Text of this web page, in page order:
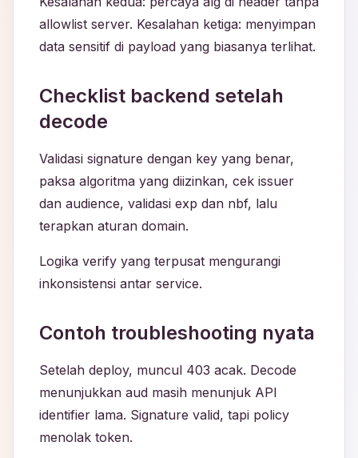
allowlist server. Kesalahan ketiga: menyimpan
data sensitif di payload yang biasanya terlihat.
Checklist backend setelah
decode
Validasi signature dengan key yang benar,
paksa algoritma yang diizinkan, cek issuer
dan audience, validasi exp dan nbf, lalu
terapkan aturan domain.
Logika verify yang terpusat mengurangi
inkonsistensi antar service.
Contoh troubleshooting nyata
Setelah deploy, muncul 403 acak. Decode
menunjukkan aud masih menunjuk API
identifier lama. Signature valid, tapi policy
menolak token.